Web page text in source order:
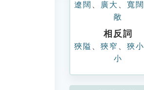
遼闊 廣大 寬闊
敞
相反詞
狹隘 狹窄 狹小
小